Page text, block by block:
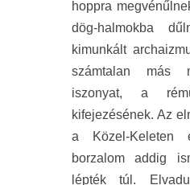
hoppra
dög-halmokba
kimunkált
számtalan más
iszonyat, a
kifejezésének. Az
a Közel-Keleten
borzalom addig
lépték túl.